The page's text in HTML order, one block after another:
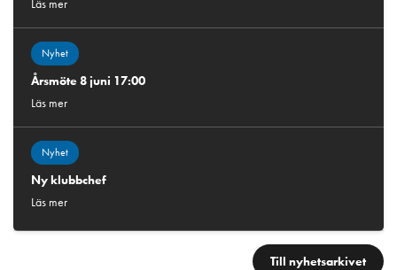
Nyhet
Årsmöte 8 juni 17:00
Läs mer
Nyhet
Ny klubbchef
Läs mer
Till nyhetsarkivet